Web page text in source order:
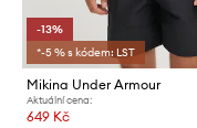
-13%
*-5 % s kódem: LST
Mikina Under Armour
Aktuální cena:
649 Kč